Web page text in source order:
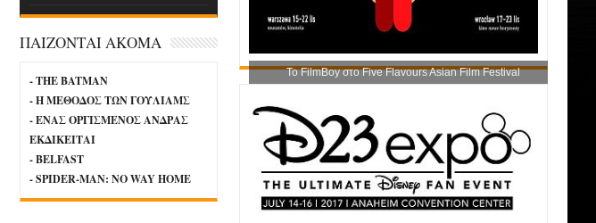
Το FilmBoy στο Five Flavours Asian Film Festival
ΠΑΙΖΟΝΤΑΙ ΑΚΟΜΑ
- THE BATMAN
- Η ΜΕΘΟΔΟΣ ΤΩΝ ΓΟΥΛΙΑΜΣ
- ΕΝΑΣ ΟΡΓΙΣΜΕΝΟΣ ΑΝΔΡΑΣ
ΕΚΔΙΚΕΙΤΑΙ
- BELFAST
- SPIDER-MAN: NO WAY HOME